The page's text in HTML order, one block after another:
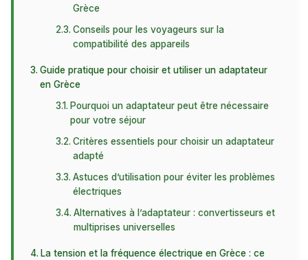
Grèce
Conseils pour les voyageurs sur la
compatibilité des appareils
Guide pratique pour choisir et utiliser un adaptateur
en Grèce
Pourquoi un adaptateur peut être nécessaire
pour votre séjour
Critères essentiels pour choisir un adaptateur
adapté
Astuces d’utilisation pour éviter les problèmes
électriques
Alternatives à l’adaptateur : convertisseurs et
multiprises universelles
La tension et la fréquence électrique en Grèce : ce